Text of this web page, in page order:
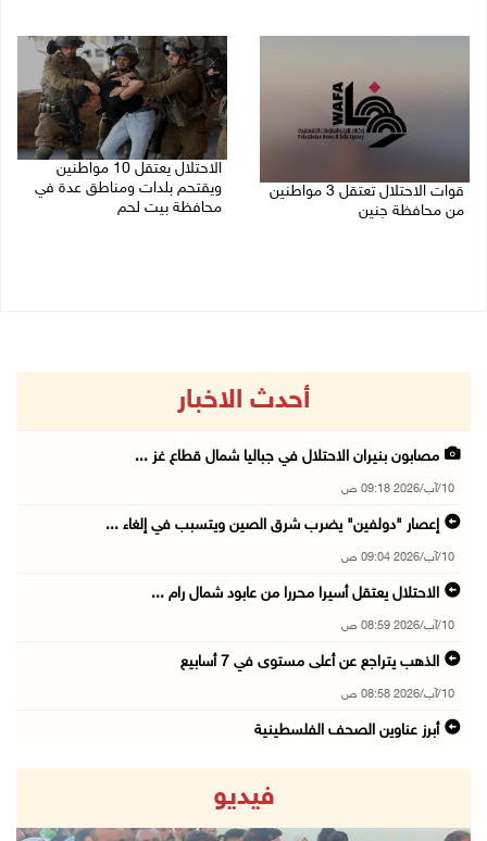
قوات الاحتلال تعتقل 3 مواطنين
من محافظة جنين
الاحتلال يعتقل 10 مواطنين
ويقتحم بلدات ومناطق عدة في
محافظة بيت لحم
أحدث الاخبار
مصابون بنيران الاحتلال في جباليا شمال قطاع غز ...
10/آب/2026 09:18 ص
إعصار "دولفين" يضرب شرق الصين ويتسبب في إلغاء ...
10/آب/2026 09:04 ص
الاحتلال يعتقل أسيرا محررا من عابود شمال رام ...
10/آب/2026 08:59 ص
الذهب يتراجع عن أعلى مستوى في 7 أسابيع
10/آب/2026 08:58 ص
أبرز عناوين الصحف الفلسطينية
"التربية": تمديد فترة استقبال طلبات منح البكا ...
10/آب/2026 08:54 ص
فيديو